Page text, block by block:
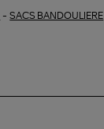
-SACS BANDOULIERE